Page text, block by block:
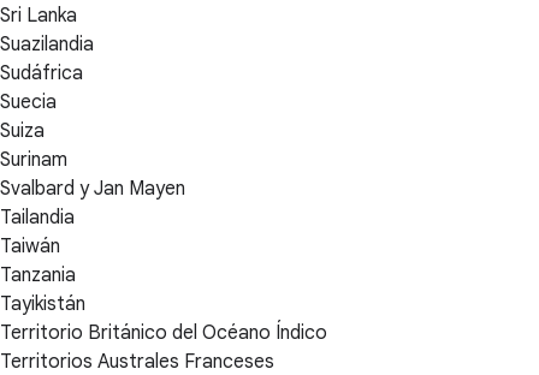
Sri Lanka
Suazilandia
Sudáfrica
Suecia
Suiza
Surinam
Svalbard y Jan Mayen
Tailandia
Taiwán
Tanzania
Tayikistán
Territorio Británico del Océano Índico
Territorios Australes Franceses